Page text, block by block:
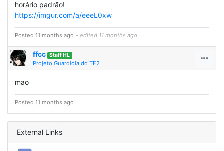
horário padrão!
https://imgur.com/a/eeeL0xw
Posted 11 months ago - edited 11 months ago
ffcc Staff HL
Projeto Guardiola do TF2
mao
Posted 11 months ago
External Links